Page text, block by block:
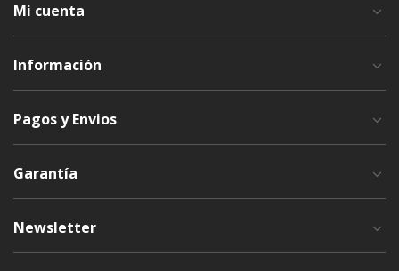
Mi cuenta
Información
Pagos y Envios
Garantía
Newsletter